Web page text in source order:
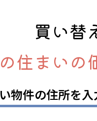
買い替
住まいの
物件の住所を